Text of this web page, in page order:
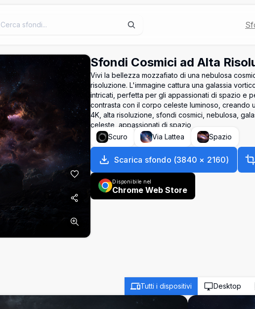
Sfondi Cosmici ad Alta
Vivi la bellezza mozzafiato di una nebulosa
risoluzione. L'immagine cattura una galassia
intricati, perfetta per gli appassionati di spazio e
contrasta con il corpo celeste luminoso, creando
4K, alta risoluzione, sfondi cosmici, nebulosa,
celeste, appassionati di spazio
Scuro
Via Lattea Spazio
Scarica sfondo (3840 × 2160)
Disponibile nel
Chrome Web Store
Tutti i dispositivi Desktop